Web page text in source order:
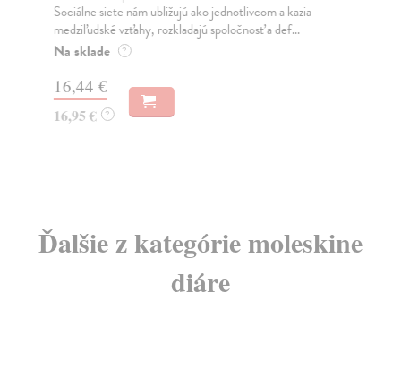
Sociálne siete nám ubližujú ako jednotlivcom a kazia
medziľudské vzťahy, rozkladajú spoločnosť a def...
Na sklade ?
16,44 €
16,95 € ?
Ďalšie z kategórie moleskine
diáre